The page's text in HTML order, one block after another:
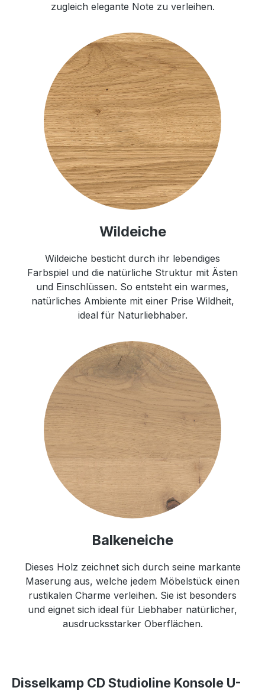
zugleich elegante Note zu verleihen.
Wildeiche
Wildeiche besticht durch ihr lebendiges
Farbspiel und die natürliche Struktur mit Ästen
und Einschlüssen. So entsteht ein warmes,
natürliches Ambiente mit einer Prise Wildheit,
ideal für Naturliebhaber.
Balkeneiche
Dieses Holz zeichnet sich durch seine markante
Maserung aus, welche jedem Möbelstück einen
rustikalen Charme verleihen. Sie ist besonders
und eignet sich ideal für Liebhaber natürlicher,
ausdrucksstarker Oberflächen.
Disselkamp CD Studioline Konsole U-